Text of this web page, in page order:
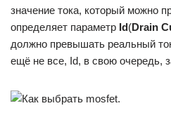
значение тока, который можно
определяет параметр Id(Drain
должно превышать реальный
ещё не все, Id, в свою очередь,